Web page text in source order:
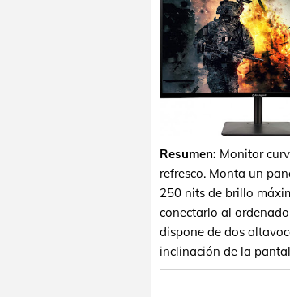
Resumen: Monitor
refresco. Monta un
250 nits de brillo
conectarlo al
dispone de dos
inclinación de la